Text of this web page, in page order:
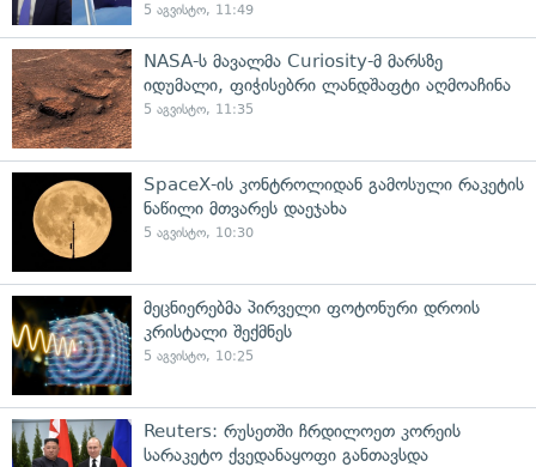
5 აგვისტო, 11:49
NASA-ს მავალმა Curiosity-მ მარსზე
იდუმალი, ფიჭისებრი ლანდშაფტი აღმოაჩინა
5 აგვისტო, 11:35
SpaceX-ის კონტროლიდან გამოსული რაკეტის
ნაწილი მთვარეს დაეჯახა
5 აგვისტო, 10:30
მეცნიერებმა პირველი ფოტონური დროის
კრისტალი შექმნეს
5 აგვისტო, 10:25
Reuters: რუსეთში ჩრდილოეთ კორეის
სარაკეტო ქვედანაყოფი განთავსდა